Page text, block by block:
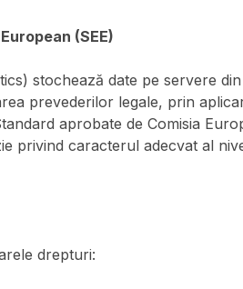
(SEE)
stochează date pe servere
prevederilor legale, prin
aprobate de Comisia
privind caracterul adecvat al
drepturi: